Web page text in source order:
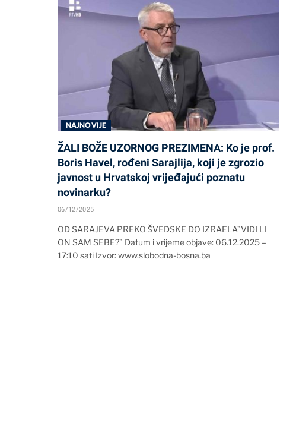
NAJNOVIJE
ŽALI BOŽE UZORNOG PREZIMENA: Ko je prof.
Boris Havel, rođeni Sarajlija, koji je zgrozio
javnost u Hrvatskoj vrijeđajući poznatu
novinarku?
06/12/2025
OD SARAJEVA PREKO ŠVEDSKE DO IZRAELA”VIDI LI
ON SAM SEBE?” Datum i vrijeme objave: 06.12.2025 –
17:10 sati Izvor: www.slobodna-bosna.ba